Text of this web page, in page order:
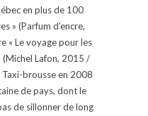
en plus de 100
» (Parfum d'encre,
« Le voyage pour les
Lafon, 2015 /
Taxi-brousse en 2008
de pays, dont le
de sillonner de long